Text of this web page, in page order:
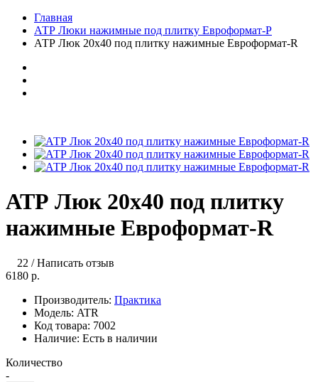
Главная
АТР Люки нажимные под плитку Евроформат-Р
АТР Люк 20х40 под плитку нажимные Евроформат-R
АТР Люк 20х40 под плитку
нажимные Евроформат-R
22 /Написать отзыв
6180 р.
Производитель: Практика
Модель: ATR
Код товара: 7002
Наличие: Есть в наличии
Количество
-